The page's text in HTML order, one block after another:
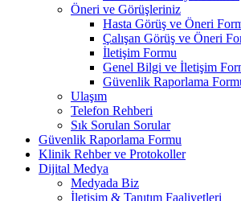
Öneri ve Görüşleriniz
Hasta Görüş ve Öneri
Çalışan Görüş ve Öneri
İletişim Formu
Genel Bilgi ve İletişim
Güvenlik Raporlama
Ulaşım
Telefon Rehberi
Sık Sorulan Sorular
Güvenlik Raporlama Formu
Klinik Rehber ve Protokoller
Dijital Medya
Medyada Biz
İletişim & Tanıtım Faaliyetleri